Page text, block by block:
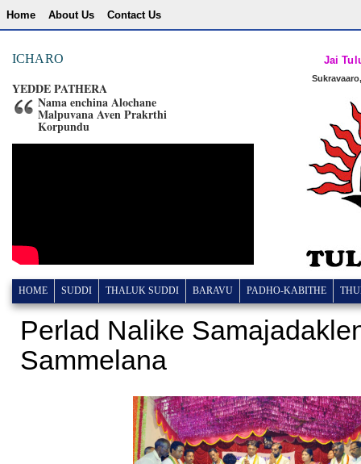
Home About Us Contact Us
Jai
ICHARO
YEDDE PATHERA
Nama enchina Alochane
Malpuvana Aven Prakrthi
Korpundu
HOME SUDDI THALUK SUDDI BARAVU PADHO-KABITHE
Perlad Nalike
Sammelana